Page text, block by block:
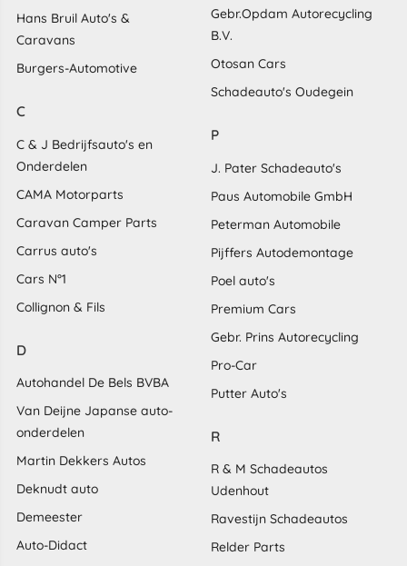
Hans Bruil Auto's &
Caravans
Burgers-Automotive
C
C & J Bedrijfsauto's en
Onderdelen
CAMA Motorparts
Caravan Camper Parts
Carrus auto's
Cars N°1
Collignon & Fils
D
Autohandel De Bels BVBA
Van Deijne Japanse auto-
onderdelen
Martin Dekkers Autos
Deknudt auto
Demeester
Auto-Didact
Gebr.Opdam Autorecycling
B.V.
Otosan Cars
Schadeauto's Oudegein
P
J. Pater Schadeauto's
Paus Automobile GmbH
Peterman Automobile
Pijffers Autodemontage
Poel auto's
Premium Cars
Gebr. Prins Autorecycling
Pro-Car
Putter Auto's
R
R & M Schadeautos
Udenhout
Ravestijn Schadeautos
Relder Parts